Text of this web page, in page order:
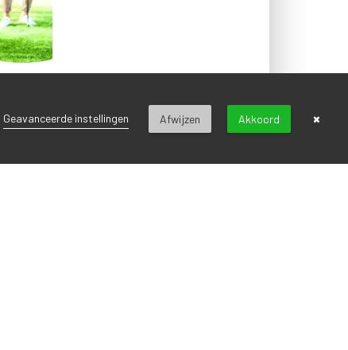
Geavanceerde instellingen Afwijzen Akkoord ×